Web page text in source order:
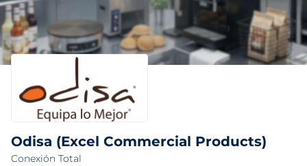
Odisa (Excel Commercial Products)
Conexión Total